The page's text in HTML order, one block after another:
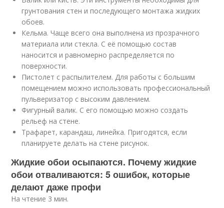
грунтования стен и последующего монтажа жидких
обоев.
Кельма. Чаще всего она выполнена из прозрачного
материала или стекла. С её помощью состав
наносится и равномерно распределяется по
поверхности.
Пистолет с распылителем. Для работы с большим
помещением можно использовать профессиональный
пульверизатор с высоким давлением.
Фигурный валик. С его помощью можно создать
рельеф на стене.
Трафарет, карандаш, линейка. Пригодятся, если
планируете делать на стене рисунок.
Жидкие обои осыпаются. Почему жидкие
обои отваливаются: 5 ошибок, которые
делают даже профи
На чтение 3 мин.